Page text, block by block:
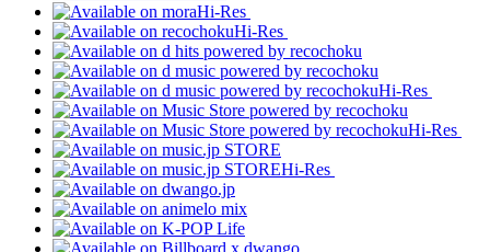
Hi-Res
Hi-Res
Hi-Res
Hi-Res
Hi-Res